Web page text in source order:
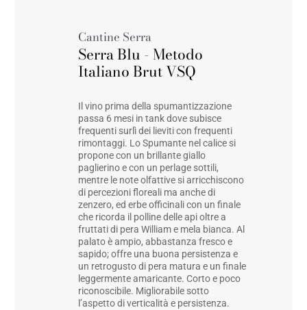
Cantine Serra
Serra Blu - Metodo
Italiano Brut VSQ
Il vino prima della spumantizzazione
passa 6 mesi in tank dove subisce
frequenti surlì dei lieviti con frequenti
rimontaggi. Lo Spumante nel calice si
propone con un brillante giallo
paglierino e con un perlage sottili,
mentre le note olfattive si arricchiscono
di percezioni floreali ma anche di
zenzero, ed erbe officinali con un finale
che ricorda il polline delle api oltre a
fruttati di pera William e mela bianca. Al
palato è ampio, abbastanza fresco e
sapido; offre una buona persistenza e
un retrogusto di pera matura e un finale
leggermente amaricante. Corto e poco
riconoscibile. Migliorabile sotto
l’aspetto di verticalità e persistenza.